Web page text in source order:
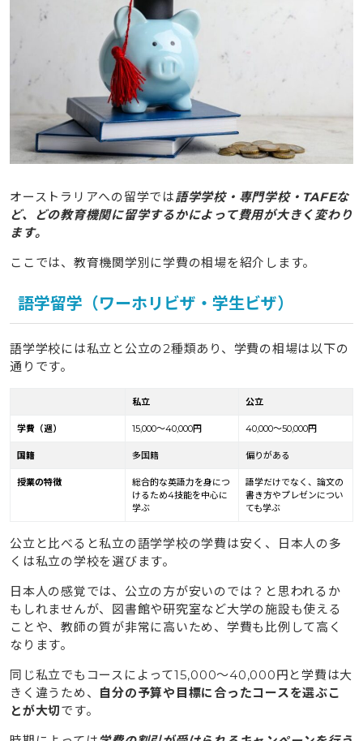
オーストラリアへの留学では語学学校・専門学校・TAFEな
ど、どの教育機関に留学するかによって費用が大きく変わり
ます。
ここでは、教育機関学別に学費の相場を紹介します。
語学留学（ワーホリビザ・学生ビザ）
語学学校には私立と公立の2種類あり、学費の相場は以下の
通りです。
私立 公立
学費（週） 15,000〜40,000円 40,000〜50,000円
国籍 多国籍 偏りがある
授業の特徴
総合的な英語力を身につ
けるため4技能を中心に
学ぶ
語学だけでなく、論文の
書き方やプレゼンについ
ても学ぶ
公立と比べると私立の語学学校の学費は安く、日本人の多
くは私立の学校を選びます。
日本人の感覚では、公立の方が安いのでは？と思われるか
もしれませんが、図書館や研究室など大学の施設も使える
ことや、教師の質が非常に高いため、学費も比例して高く
なります。
同じ私立でもコースによって15,000〜40,000円と学費は大
きく違うため、 自分の予算や目標に合ったコースを選ぶこ
とが大切です。